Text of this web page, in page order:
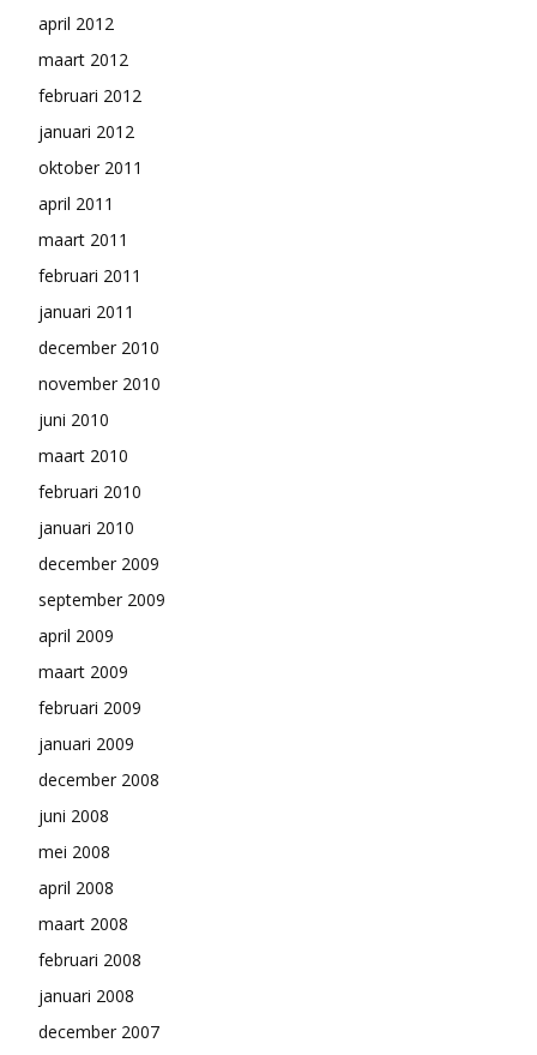
april 2012
maart 2012
februari 2012
januari 2012
oktober 2011
april 2011
maart 2011
februari 2011
januari 2011
december 2010
november 2010
juni 2010
maart 2010
februari 2010
januari 2010
december 2009
september 2009
april 2009
maart 2009
februari 2009
januari 2009
december 2008
juni 2008
mei 2008
april 2008
maart 2008
februari 2008
januari 2008
december 2007